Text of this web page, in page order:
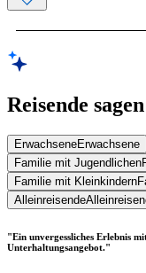
Reisende sagen
ErwachseneErwachsene
Familie mit Jugendlichen
Familie mit Kleinkindern
Alleinreisende
"Ein unvergessliches Erlebnis
Unterhaltungsangebot."